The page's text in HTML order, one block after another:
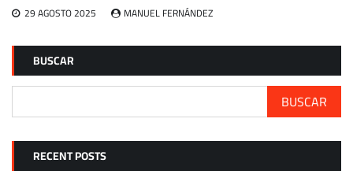
29 AGOSTO 2025 MANUEL FERNÁNDEZ
BUSCAR
BUSCAR
RECENT POSTS